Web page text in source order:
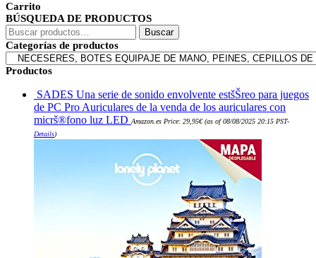
Carrito
BÚSQUEDA DE PRODUCTOS
Buscar
por:
Buscar
Categorías de productos
Productos
SADES Una serie de sonido envolvente estšŠreo para juegos
de PC Pro Auriculares de la venda de los auriculares con
micrš®fono luz LED Amazon.es Price: 29,95€(as of 08/08/2025 20:15 PST-
Details)